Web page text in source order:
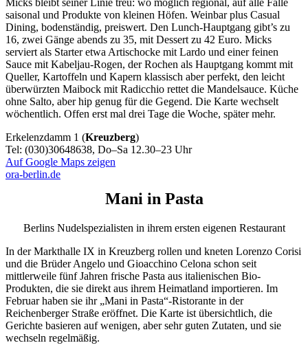
saisonal und Produkte von kleinen Höfen. Weinbar plus Casual
Dining, bodenständig, preiswert. Den Lunch-Hauptgang gibt’s zu
16, zwei Gänge abends zu 35, mit Dessert zu 42 Euro. Micks
serviert als Starter etwa Artischocke mit Lardo und einer feinen
Sauce mit Kabeljau-Rogen, der Rochen als Hauptgang kommt mit
Queller, Kartoffeln und Kapern klassisch aber perfekt, den leicht
überwürzten Maibock mit Radicchio rettet die Mandelsauce. Küche
ohne Salto, aber hip genug für die Gegend. Die Karte wechselt
wöchentlich. Offen erst mal drei Tage die Woche, später mehr.
Erkelenzdamm 1 (Kreuzberg)
Tel: (030)30648638, Do–Sa 12.30–23 Uhr
Auf Google Maps zeigen
ora-berlin.de
Mani in Pasta
Berlins Nudelspezialisten in ihrem ersten eigenen Restaurant
In der Markthalle IX in Kreuzberg rollen und kneten Lorenzo Corisi
und die Brüder Angelo und Gioacchino Celona schon seit
mittlerweile fünf Jahren frische Pasta aus italienischen Bio-
Produkten, die sie direkt aus ihrem Heimatland importieren. Im
Februar haben sie ihr „Mani in Pasta“-Ristorante in der
Reichenberger Straße eröffnet. Die Karte ist übersichtlich, die
Gerichte basieren auf wenigen, aber sehr guten Zutaten, und sie
wechseln regelmäßig.